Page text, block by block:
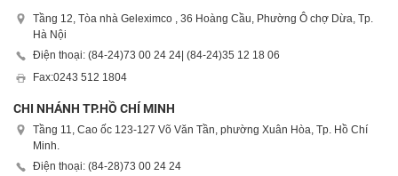
Tầng 12, Tòa nhà Geleximco , 36 Hoàng Cầu, Phường Ô chợ Dừa, Tp.
Hà Nội
Điện thoại: (84-24)73 00 24 24 | (84-24)35 12 18 06
Fax:0243 512 1804
CHI NHÁNH TP.HỒ CHÍ MINH
Tầng 11, Cao ốc 123-127 Võ Văn Tần, phường Xuân Hòa, Tp. Hồ Chí
Minh.
Điện thoại: (84-28)73 00 24 24